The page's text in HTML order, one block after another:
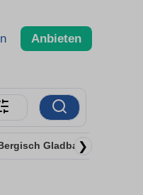
Anbieten
Bergisch Gladbach
❯